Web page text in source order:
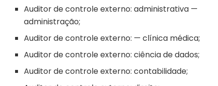
Auditor de controle externo: administrativa —
administração;
Auditor de controle externo: — clínica médica;
Auditor de controle externo: ciência de dados;
Auditor de controle externo: contabilidade;